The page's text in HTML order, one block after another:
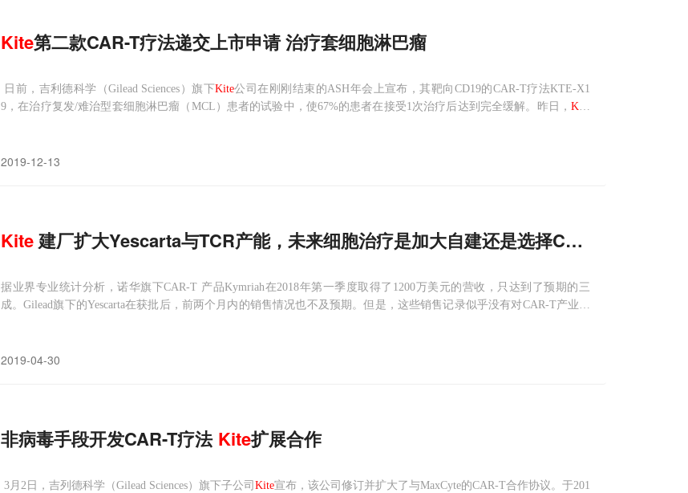
Kite第二款CAR-T疗法递交上市申请 治疗套细胞淋巴瘤
日前，吉利德科学（Gilead Sciences）旗下Kite公司在刚刚结束的ASH年会上宣布，其靶向CD19的CAR-T疗法KTE-X1
9，在治疗复发/难治型套细胞淋巴瘤（MCL）患者的试验中，使67%的患者在接受1次治疗后达到完全缓解。昨日， Kite
2019-12-13
Kite建厂扩大Yescarta与TCR产能，未来细胞治疗是加大自建还是选择CDMO?
据业界专业统计分析，诺华旗下CAR-T 产品Kymriah在2018年第一季度取得了1200万美元的营收，只达到了预期的三
成。Gilead旗下的Yescarta在获批后，前两个月内的销售情况也不及预期。但是，这些销售记录似乎没有对CAR-T产业产
2019-04-30
非病毒手段开发CAR-T疗法 Kite扩展合作
3月2日，吉列德科学（Gilead Sciences）旗下子公司 Kite宣布，该公司修订并扩大了与MaxCyte的CAR-T合作协议。于201